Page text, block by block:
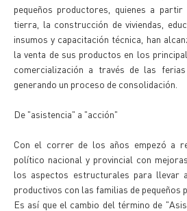
pequeños productores, quienes a
tierra, la construcción de viviendas,
insumos y capacitación técnica, han
la venta de sus productos en los
comercialización a través de las
generando un proceso de consolidación.
De "asistencia" a "acción"
Con el correr de los años empezó a
político nacional y provincial con
los aspectos estructurales para llevar
productivos con las familias de pequeños
Es así que el cambio del término de